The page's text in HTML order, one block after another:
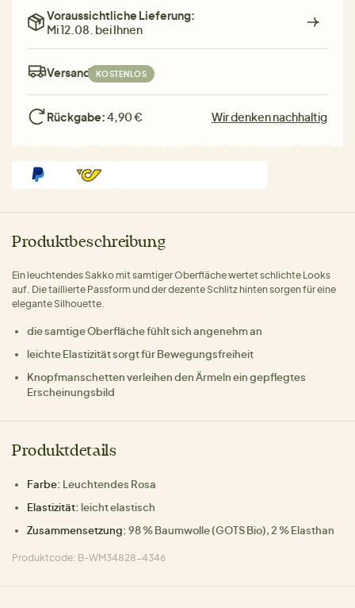
Voraussichtliche Lieferung:
Mi 12.08. bei Ihnen
Versand: KOSTENLOS
Rückgabe:4,90 € Wir denken nachhaltig
Produktbeschreibung
Ein leuchtendes Sakko mit samtiger Oberfläche wertet schlichte Looks
auf. Die taillierte Passform und der dezente Schlitz hinten sorgen für eine
elegante Silhouette.
die samtige Oberfläche fühlt sich angenehm an
leichte Elastizität sorgt für Bewegungsfreiheit
Knopfmanschetten verleihen den Ärmeln ein gepflegtes
Erscheinungsbild
Produktdetails
Farbe: Leuchtendes Rosa
Elastizität: leicht elastisch
Zusammensetzung: 98 % Baumwolle (GOTS Bio), 2 % Elasthan
Produktcode: B-WM34828-4346